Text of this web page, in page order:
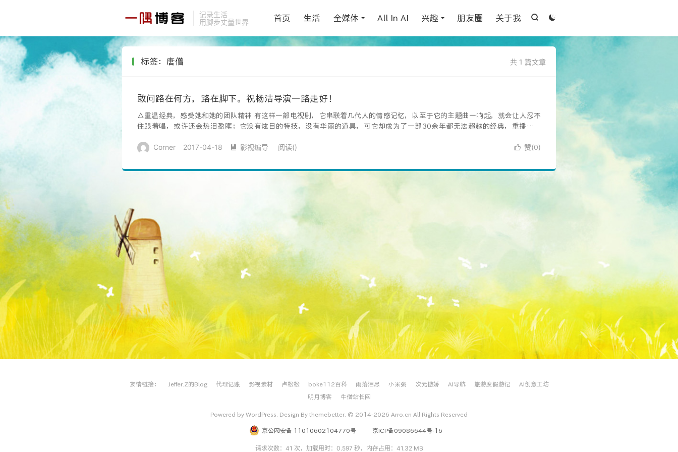
记录生活
用脚步丈量世界


首页 生活 全媒体 All In AI 兴趣 朋友圈 关于我
共 1 篇文章
标签：唐僧
敢问路在何方，路在脚下。祝杨洁导演一路走好！
△重温经典，感受她和她的团队精神 有这样一部电视剧，它串联着几代人的情感记忆，以至于它的主题曲一响起，就会让人忍不
住跟着唱，或许还会热泪盈眶；它没有炫目的特技，没有华丽的道具，可它却成为了一部30余年都无法超越的经典，重播超过
 赞(0)
Corner 2017-04-18  影视编导 阅读()
友情链接： Jeffer.Z的Blog 代理记账 影视素材 卢松松 boke112百科 雨落泪尽 小米粥 次元傲娇 AI导航 旅游度假游记 AI创意工坊
明月博客 牛僧站长网
Powered by WordPress. Design By themebetter. © 2014-2026 Arro.cn All Rights Reserved
京公网安备 11010602104770号 京ICP备09086644号-16
请求次数：41 次，加载用时：0.597 秒，内存占用：41.32 MB